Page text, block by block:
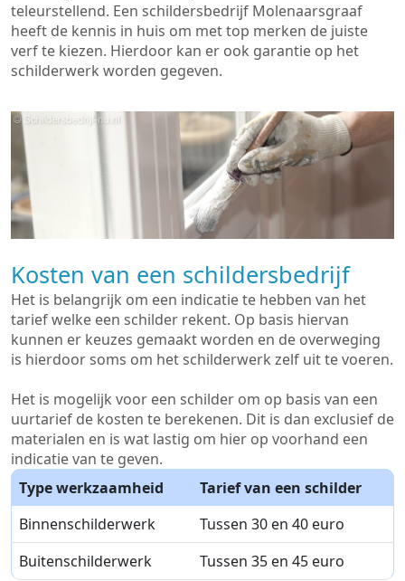
teleurstellend. Een schildersbedrijf Molenaarsgraaf
heeft de kennis in huis om met top merken de juiste
verf te kiezen. Hierdoor kan er ook garantie op het
schilderwerk worden gegeven.
Kosten van een schildersbedrijf
Het is belangrijk om een indicatie te hebben van het
tarief welke een schilder rekent. Op basis hiervan
kunnen er keuzes gemaakt worden en de overweging
is hierdoor soms om het schilderwerk zelf uit te voeren.
Het is mogelijk voor een schilder om op basis van een
uurtarief de kosten te berekenen. Dit is dan exclusief de
materialen en is wat lastig om hier op voorhand een
indicatie van te geven.
Type werkzaamheid
Tarief van een schilder
Binnenschilderwerk
Tussen 30 en 40 euro
Buitenschilderwerk
Tussen 35 en 45 euro